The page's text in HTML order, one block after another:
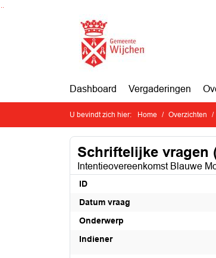
Ga naar de inhoud van deze pagina
Dashboard Vergaderingen
U bevindt zich hier: Home Overzichten
Schriftelijke vragen
Intentieovereenkomst Blauwe
ID
Datum vraag
Onderwerp
Indiener